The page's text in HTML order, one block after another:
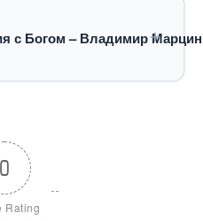
с Богом – Владимир
0
Rating